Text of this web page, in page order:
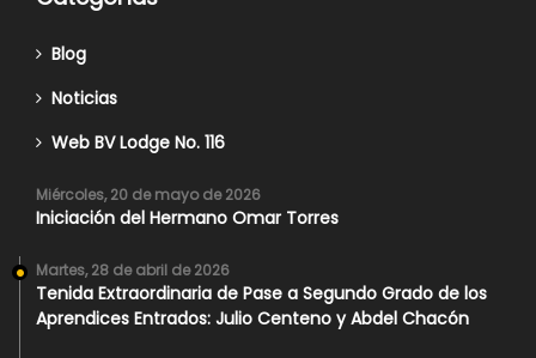
Blog
Noticias
Web BV Lodge No. 116
Miércoles, 20 de mayo de 2026
Iniciación del Hermano Omar Torres
Martes, 28 de abril de 2026
Tenida Extraordinaria de Pase a Segundo Grado de los
Aprendices Entrados: Julio Centeno y Abdel Chacón